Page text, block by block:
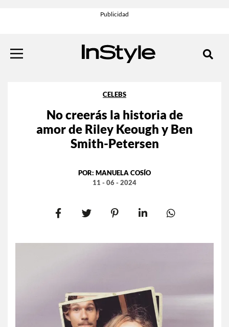
CELEBS
No creerás la historia de
amor de Riley Keough y Ben
Smith-Petersen
POR: MANUELA COSÍO
11 - 06 - 2024